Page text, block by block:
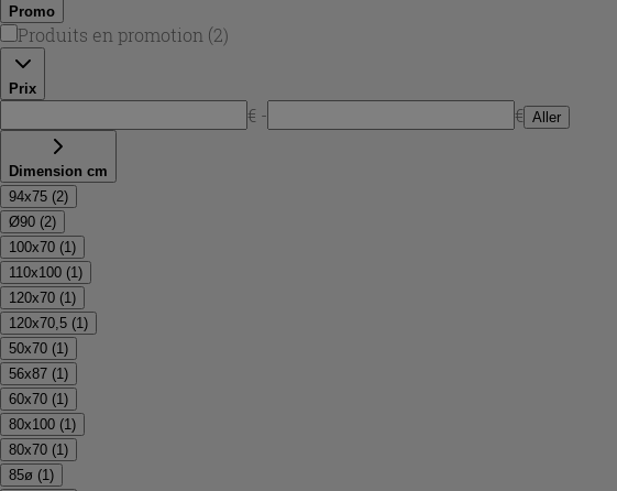
Promo
Produits en promotion (2)
Prix
€ - € Aller
Dimension cm
94x75 (2)
Ø90 (2)
100x70 (1)
110x100 (1)
120x70 (1)
120x70,5 (1)
50x70 (1)
56x87 (1)
60x70 (1)
80x100 (1)
80x70 (1)
85ø (1)